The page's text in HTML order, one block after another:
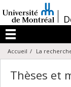
au
contenu
/
Menu
Accueil La
Thèses et